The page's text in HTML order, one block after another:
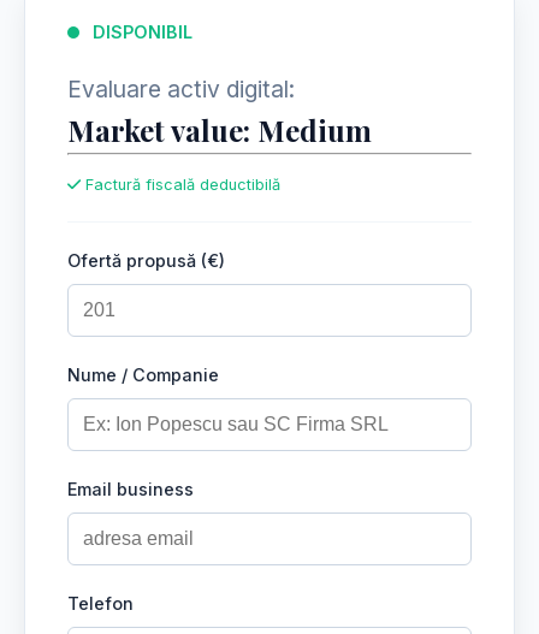
DISPONIBIL
Evaluare activ digital:
Market value: Medium
Factură fiscală deductibilă
Ofertă propusă (€)
Nume / Companie
Email business
Telefon